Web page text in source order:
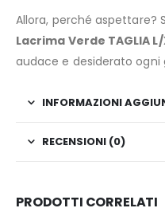
Allora, perché aspettare?
Lacrima Verde TAGLIA L/
audace e desiderato ogni
INFORMAZIONI
RECENSIONI (0)
PRODOTTI CORRELATI